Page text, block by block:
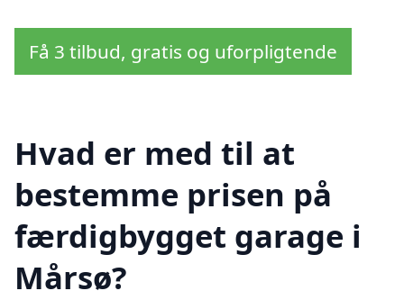
Få 3 tilbud, gratis og uforpligtende
Hvad er med til at
bestemme prisen på
færdigbygget garage i
Mårsø?